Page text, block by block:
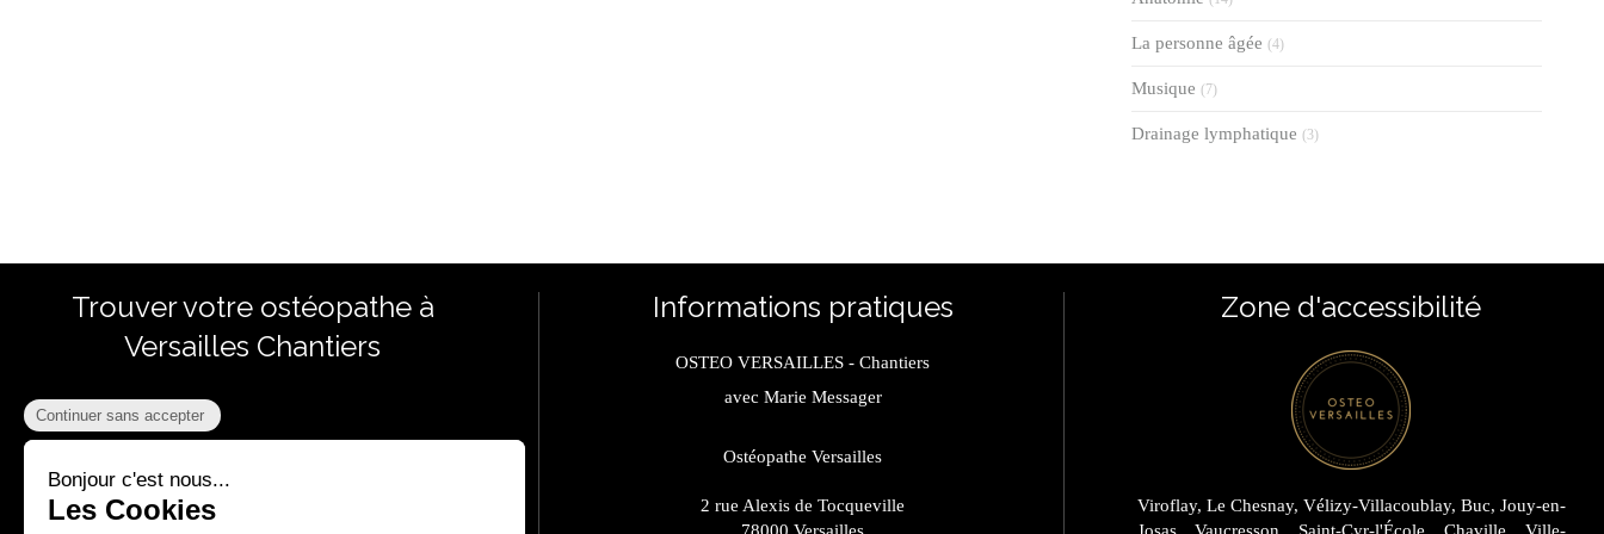
La personne âgée (4)
Musique (7)
Drainage lymphatique (3)
Trouver votre ostéopathe à
Versailles Chantiers
Informations pratiques
OSTEO VERSAILLES - Chantiers
avec Marie Messager
Ostéopathe Versailles
2 rue Alexis de Tocqueville
Zone d'accessibilité
Viroflay, Le Chesnay, Vélizy-Villacoublay, Buc, Jouy-en-